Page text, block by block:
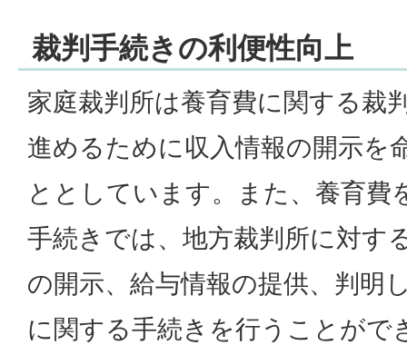
裁判手続きの利便性向上
家庭裁判所は養育費に関する裁
進めるために収入情報の開示を
ととしています。また、養育費
手続きでは、地方裁判所に対す
の開示、給与情報の提供、判明
に関する手続きを行うことがで